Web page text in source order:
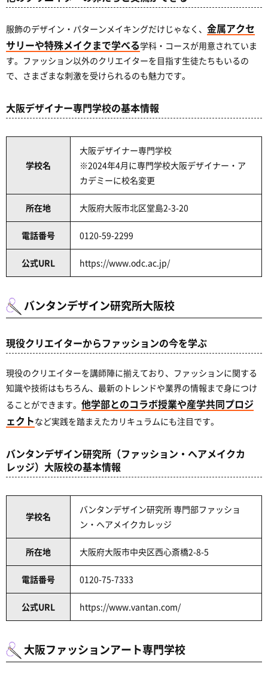
服飾のデザイン・パターンメイキングだけじゃなく、 金属アクセ
サリーや特殊メイクまで学べる学科・コースが用意されていま
す。ファッション以外のクリエイターを目指す生徒たちもいるの
で、さまざまな刺激を受けられるのも魅力です。
大阪デザイナー専門学校の基本情報
学校名
大阪デザイナー専門学校
※2024年4月に専門学校大阪デザイナー・ア
カデミーに校名変更
所在地 大阪府大阪市北区堂島2-3-20
電話番号 0120-59-2299
公式URL https://www.odc.ac.jp/
バンタンデザイン研究所大阪校
現役クリエイターからファッションの今を学ぶ
現役のクリエイターを講師陣に揃えており、ファッションに関する
知識や技術はもちろん、最新のトレンドや業界の情報まで身につけ
ることができます。 他学部とのコラボ授業や産学共同プロジ
ェクトなど実践を踏まえたカリキュラムにも注目です。
バンタンデザイン研究所（ファッション・ヘアメイクカ
レッジ）大阪校の基本情報
学校名
バンタンデザイン研究所 専門部ファッショ
ン・ヘアメイクカレッジ
所在地 大阪府大阪市中央区西心斎橋2-8-5
電話番号 0120-75-7333
公式URL https://www.vantan.com/
大阪ファッションアート専門学校